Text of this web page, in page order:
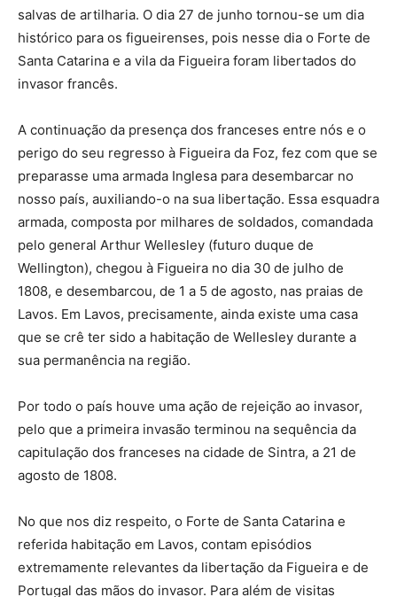
salvas de artilharia. O dia 27 de junho tornou-se um dia
histórico para os figueirenses, pois nesse dia o Forte de
Santa Catarina e a vila da Figueira foram libertados do
invasor francês.
A continuação da presença dos franceses entre nós e o
perigo do seu regresso à Figueira da Foz, fez com que se
preparasse uma armada Inglesa para desembarcar no
nosso país, auxiliando-o na sua libertação. Essa esquadra
armada, composta por milhares de soldados, comandada
pelo general Arthur Wellesley (futuro duque de
Wellington), chegou à Figueira no dia 30 de julho de
1808, e desembarcou, de 1 a 5 de agosto, nas praias de
Lavos. Em Lavos, precisamente, ainda existe uma casa
que se crê ter sido a habitação de Wellesley durante a
sua permanência na região.
Por todo o país houve uma ação de rejeição ao invasor,
pelo que a primeira invasão terminou na sequência da
capitulação dos franceses na cidade de Sintra, a 21 de
agosto de 1808.
No que nos diz respeito, o Forte de Santa Catarina e
referida habitação em Lavos, contam episódios
extremamente relevantes da libertação da Figueira e de
Portugal das mãos do invasor. Para além de visitas